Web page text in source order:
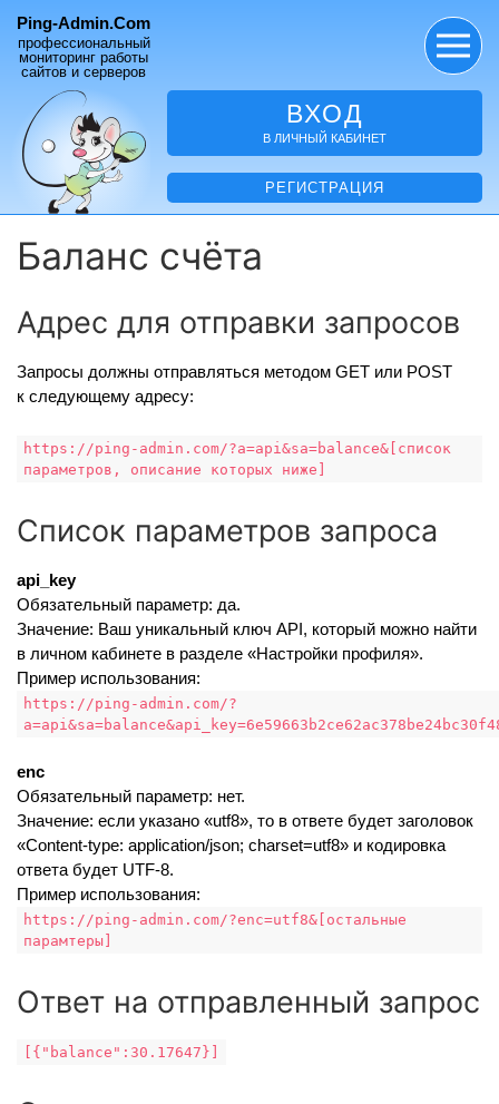
Ping-Admin.Com
профессиональный
мониторинг работы
сайтов и серверов
ВХОД
В ЛИЧНЫЙ КАБИНЕТ
РЕГИСТРАЦИЯ
Баланс счёта
Адрес для отправки запросов
Запросы должны отправляться методом GET или POST
к следующему адресу:
https://ping-admin.com/?a=api&sa=balance&[список
параметров, описание которых ниже]
Список параметров запроса
api_key
Обязательный параметр: да.
Значение: Ваш уникальный ключ API, который можно найти
в личном кабинете в разделе «Настройки профиля».
Пример использования:
https://ping-admin.com/?
enc
Обязательный параметр: нет.
Значение: если указано «utf8», то в ответе будет заголовок
«Content-type: application/json; charset=utf8» и кодировка
ответа будет UTF-8.
Пример использования:
https://ping-admin.com/?enc=utf8&[остальные
парамтеры]
Ответ на отправленный запрос
[{"balance":30.17647}]